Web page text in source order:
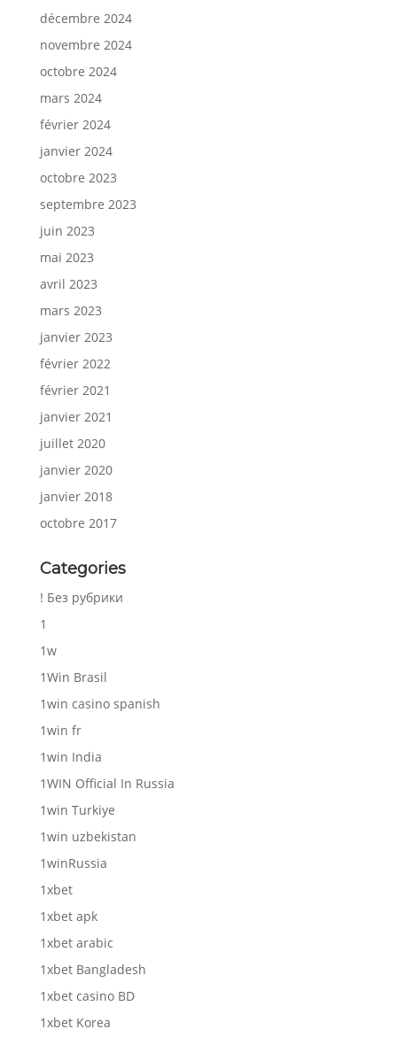
décembre 2024
novembre 2024
octobre 2024
mars 2024
février 2024
janvier 2024
octobre 2023
septembre 2023
juin 2023
mai 2023
avril 2023
mars 2023
janvier 2023
février 2022
février 2021
janvier 2021
juillet 2020
janvier 2020
janvier 2018
octobre 2017
Categories
! Без рубрики
1
1w
1Win Brasil
1win casino spanish
1win fr
1win India
1WIN Official In Russia
1win Turkiye
1win uzbekistan
1winRussia
1xbet
1xbet apk
1xbet arabic
1xbet Bangladesh
1xbet casino BD
1xbet Korea